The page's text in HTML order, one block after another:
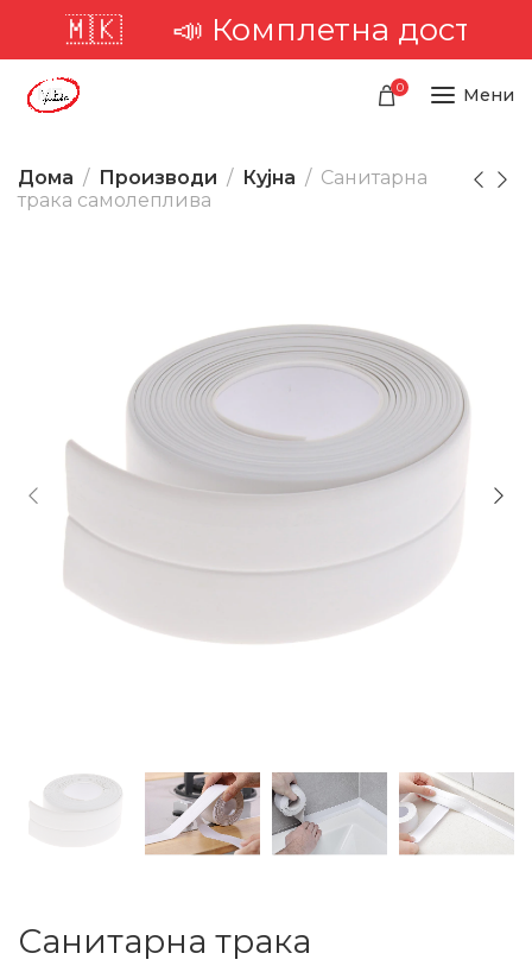
📣 Комплетна достава низ
0 Мени
Дома Производи Кујна
Санитарна
трака самолеплива
Санитарна трака